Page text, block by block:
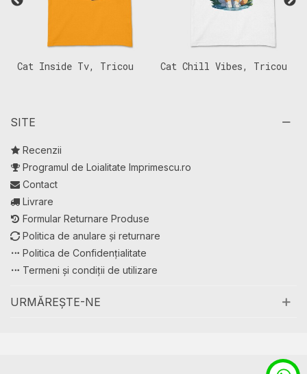
Cat Inside Tv, Tricou
Cat Chill Vibes, Tricou
SITE
Recenzii
Programul de Loialitate Imprimescu.ro
Contact
Livrare
Formular Returnare Produse
Politica de anulare și returnare
Politica de Confidențialitate
Termeni și condiții de utilizare
URMĂREȘTE-NE